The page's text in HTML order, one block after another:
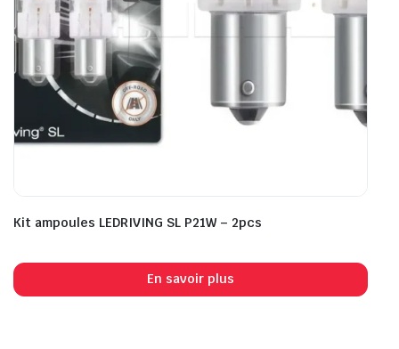
Kit ampoules LEDRIVING SL P21W – 2pcs
En savoir plus